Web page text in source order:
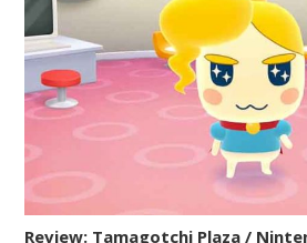
Review: Tamagotchi Plaza /